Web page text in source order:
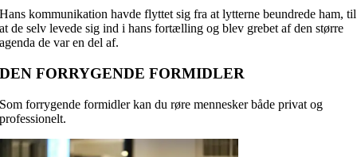
Hans kommunikation havde flyttet sig fra at lytterne beundrede ham, til
at de selv levede sig ind i hans fortælling og blev grebet af den større
agenda de var en del af.
DEN FORRYGENDE FORMIDLER
Som forrygende formidler kan du røre mennesker både privat og
professionelt.